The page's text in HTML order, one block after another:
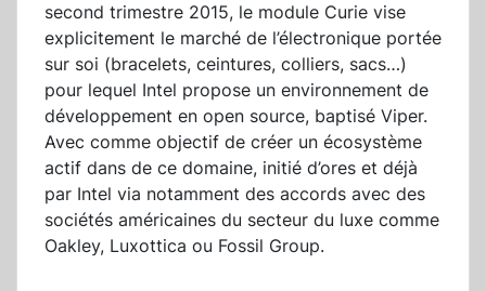
second trimestre 2015, le module Curie vise
explicitement le marché de l’électronique portée
sur soi (bracelets, ceintures, colliers, sacs…)
pour lequel Intel propose un environnement de
développement en open source, baptisé Viper.
Avec comme objectif de créer un écosystème
actif dans de ce domaine, initié d’ores et déjà
par Intel via notamment des accords avec des
sociétés américaines du secteur du luxe comme
Oakley, Luxottica ou Fossil Group.